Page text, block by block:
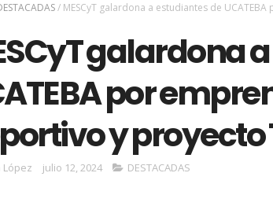
/ MESCyT galardona a estudiantes de
galardona
por
y proyecto
López julio 12, 2024 DESTACADAS